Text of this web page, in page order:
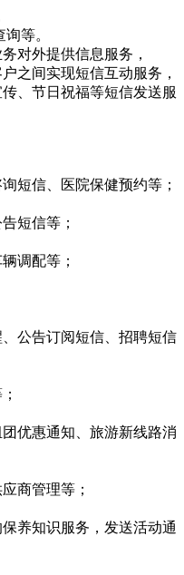
等。
对外提供信息服务，
之间实现短信互动服务，
、节日祝福等短信发送服
短信、医院保健预约等；
短信等；
调配等；
公告订阅短信、招聘短信
优惠通知、旅游新线路消
商管理等；
养知识服务，发送活动通